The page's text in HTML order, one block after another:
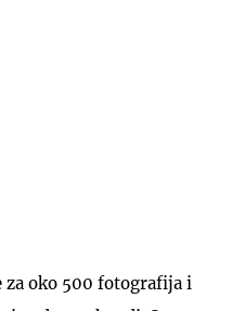
oko 500 fotografija i